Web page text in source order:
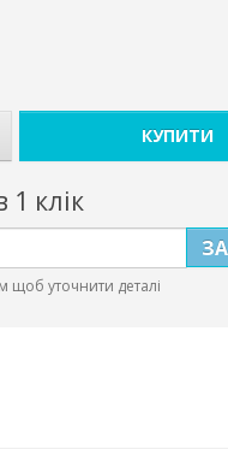
КУПИТИ
клік
уточнити деталі